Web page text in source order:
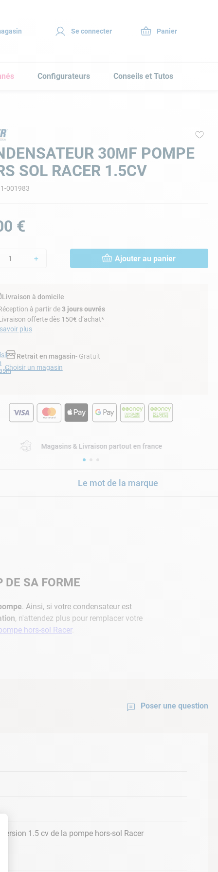
Se connecter
Configurateurs Conseils et Tutos
30ΜF POMPE
SOL RACER 1.5CV
001983
€
＋ Ajouter au panier
Livraison à domicile
à partir de3 jours ouvrés
offerte dès 150€ d’achat*
plus
Retrait en magasin- Gratuit
Choisir un magasin
Magasins & Livraison partout en france
Le mot de la marque
DE SA FORME
. Ainsi, si votre condensateur est
, n'attendez plus pour remplacer votre
hors-sol Racer.
Poser une question
1.5 cv de la pompe hors-sol Racer